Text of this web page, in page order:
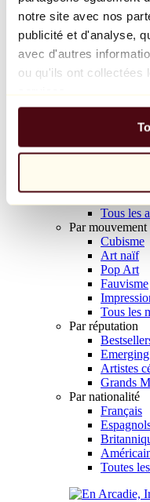
notre site avec nos
publicité et d'analyse,
avec d'autres
ou qu'ils ont collectées
Balloon Dog (Orange)
Jeff Koons
10 000 €
Parcourir
Tous les
Tous les
Tous les
Par mouvement
Cubisme
Art naïf
Pop Art
Fauvisme
Tous les
Par réputation
Artistes
Grands
Par nationalité
Français
Toutes